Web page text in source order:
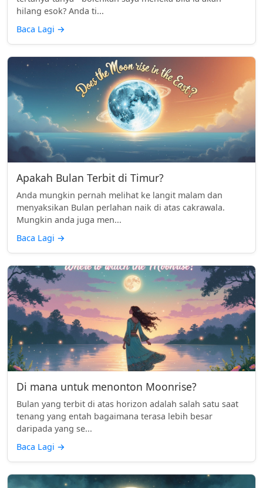
hilang esok? Anda ti...
Baca Lagi →
Apakah Bulan Terbit di Timur?
Anda mungkin pernah melihat ke langit malam dan
menyaksikan Bulan perlahan naik di atas cakrawala.
Mungkin anda juga men...
Baca Lagi →
Di mana untuk menonton Moonrise?
Bulan yang terbit di atas horizon adalah salah satu saat
tenang yang entah bagaimana terasa lebih besar
daripada yang se...
Baca Lagi →